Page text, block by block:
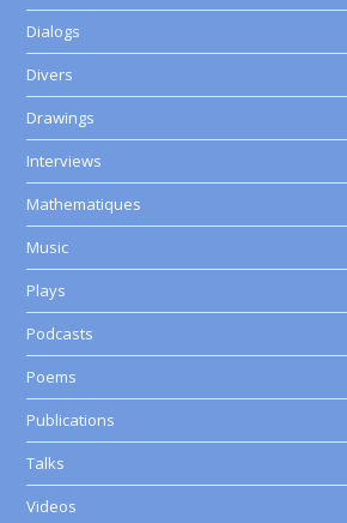
Dialogs
Divers
Drawings
Interviews
Mathematiques
Music
Plays
Podcasts
Poems
Publications
Talks
Videos